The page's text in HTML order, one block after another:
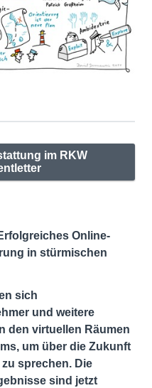
im RKW
Online-
in stürmischen
sich
und weitere
den virtuellen Räumen
um über die Zukunft
sprechen. Die
sind jetzt